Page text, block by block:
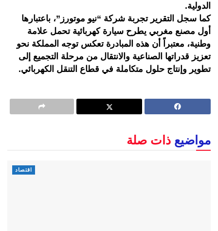
الدولية.
كما سجل التقرير تجربة شركة “نيو موتورز”، باعتبارها
أول مصنع مغربي يطرح سيارة كهربائية تحمل علامة
وطنية، معتبراً أن هذه المبادرة تعكس توجه المملكة نحو
تعزيز قدراتها الصناعية والانتقال من مرحلة التجميع إلى
تطوير وإنتاج حلول متكاملة في قطاع التنقل الكهربائي.
مواضيع ذات صلة
اقتصاد